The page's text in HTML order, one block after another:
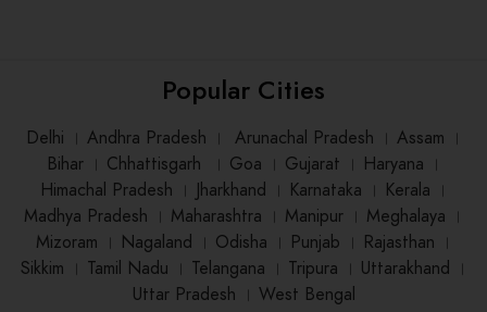
Popular Cities
Delhi । Andhra Pradesh । Arunachal Pradesh । Assam ।
Bihar। Chhattisgarh । Goa । Gujarat । Haryana ।
Himachal Pradesh । Jharkhand । Karnataka । Kerala ।
Madhya Pradesh । Maharashtra । Manipur । Meghalaya ।
Mizoram । Nagaland । Odisha । Punjab । Rajasthan ।
Sikkim । Tamil Nadu । Telangana । Tripura । Uttarakhand ।
Uttar Pradesh । West Bengal